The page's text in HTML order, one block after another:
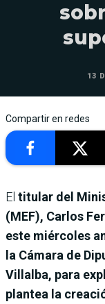
13
Compartir en redes
El titular del
(MEF), Carlos
este miércoles
la Cámara de
Villalba, para
plantea la